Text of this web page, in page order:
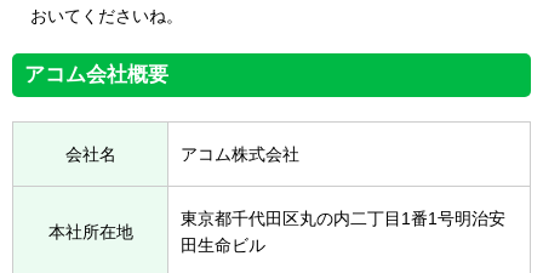
おいてくださいね。
アコム会社概要
会社名 アコム株式会社
本社所在地
東京都千代田区丸の内二丁目1番1号明治安
田生命ビル